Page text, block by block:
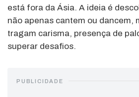
está fora da Ásia. A ideia é
não apenas cantem ou dancem,
tragam carisma, presença de
superar desafios.
PUBLICIDADE